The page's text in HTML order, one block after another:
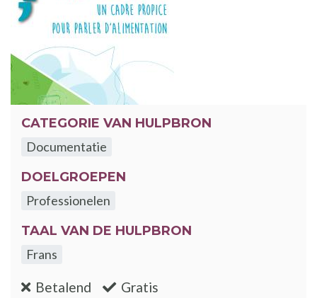
CATEGORIE VAN HULPBRON
Documentatie
DOELGROEPEN
Professionelen
TAAL VAN DE HULPBRON
Frans
Betalend :nee Gratis